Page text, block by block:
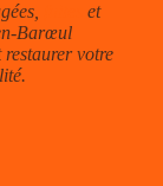
et
Barœul
votre